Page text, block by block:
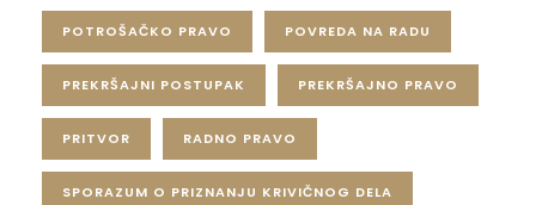
POTROŠAČKO PRAVO POVREDA NA RADU
PREKRŠAJNI POSTUPAK PREKRŠAJNO PRAVO
PRITVOR RADNO PRAVO
SPORAZUM O PRIZNANJU KRIVIČNOG DELA